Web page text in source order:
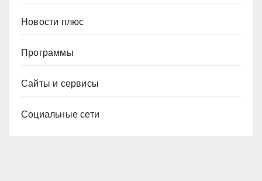
Новости плюс
Программы
Сайты и сервисы
Социальные сети